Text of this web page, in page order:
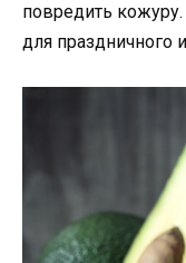
повредить
для праздничного